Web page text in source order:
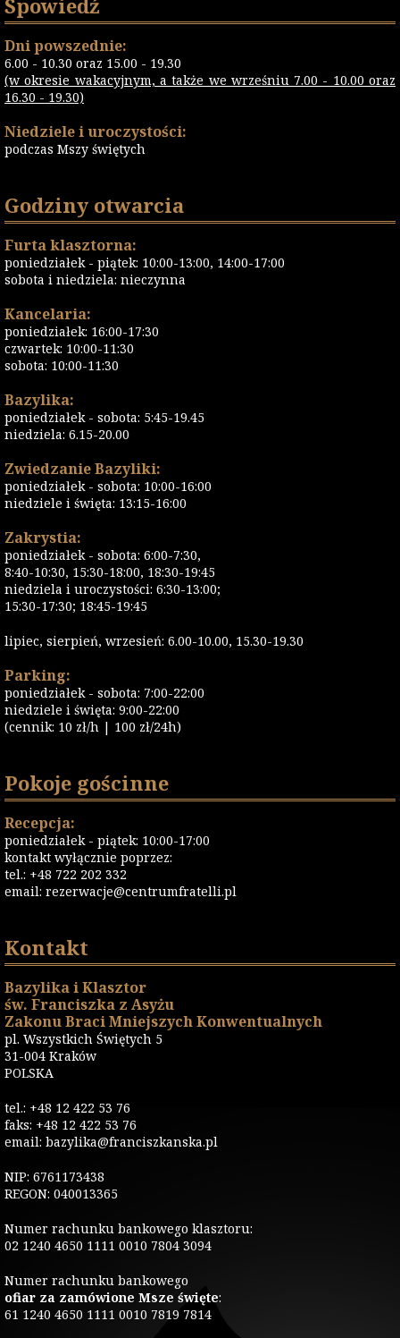
Spowiedź
Dni powszednie:
6.00 - 10.30 oraz 15.00 - 19.30
(w okresie wakacyjnym, a także we wrześniu 7.00 - 10.00 oraz
16.30 - 19.30)
Niedziele i uroczystości:
podczas Mszy świętych
Godziny otwarcia
Furta klasztorna:
poniedziałek - piątek: 10:00-13:00, 14:00-17:00
sobota i niedziela: nieczynna
Kancelaria:
poniedziałek: 16:00-17:30
czwartek: 10:00-11:30
sobota: 10:00-11:30
Bazylika:
poniedziałek - sobota: 5:45-19.45
niedziela: 6.15-20.00
Zwiedzanie Bazyliki:
poniedziałek - sobota: 10:00-16:00
niedziele i święta: 13:15-16:00
Zakrystia:
poniedziałek - sobota: 6:00-7:30,
8:40-10:30, 15:30-18:00, 18:30-19:45
niedziela i uroczystości: 6:30-13:00;
15:30-17:30; 18:45-19:45
lipiec, sierpień, wrzesień: 6.00-10.00, 15.30-19.30
Parking:
poniedziałek - sobota: 7:00-22:00
niedziele i święta: 9:00-22:00
(cennik: 10 zł/h | 100 zł/24h)
Pokoje gościnne
Recepcja:
poniedziałek - piątek: 10:00-17:00
kontakt wyłącznie poprzez:
tel.: +48 722 202 332
email: rezerwacje@centrumfratelli.pl
Kontakt
Bazylika i Klasztor
św. Franciszka z Asyżu
Zakonu Braci Mniejszych Konwentualnych
pl. Wszystkich Świętych 5
31-004 Kraków
POLSKA
tel.: +48 12 422 53 76
faks: +48 12 422 53 76
email: bazylika@franciszkanska.pl
NIP: 6761173438
REGON: 040013365
Numer rachunku bankowego klasztoru:
02 1240 4650 1111 0010 7804 3094
Numer rachunku bankowego
ofiar za zamówione Msze święte:
61 1240 4650 1111 0010 7819 7814